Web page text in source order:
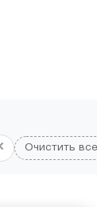
Очистить все